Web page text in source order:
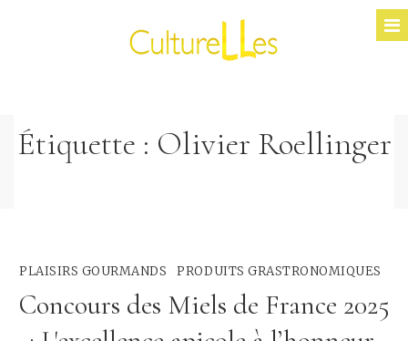
Étiquette : Olivier Roellinger
PLAISIRS GOURMANDS PRODUITS GRASTRONOMIQUES
Concours des Miels de France 2025